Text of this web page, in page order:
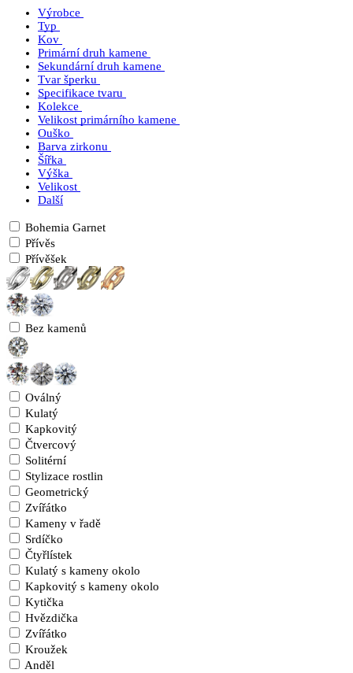
Výrobce
Typ
Kov
Primární druh kamene
Sekundární druh kamene
Tvar šperku
Specifikace tvaru
Kolekce
Velikost primárního kamene
Ouško
Barva zirkonu
Šířka
Výška
Velikost
Další
Bohemia Garnet
Přívěs
Přívěšek
Bez kamenů
Oválný
Kulatý
Kapkovitý
Čtvercový
Solitérní
Stylizace rostlin
Geometrický
Zvířátko
Kameny v řadě
Srdíčko
Čtyřlístek
Kulatý s kameny okolo
Kapkovitý s kameny okolo
Kytička
Hvězdička
Zvířátko
Kroužek
Anděl